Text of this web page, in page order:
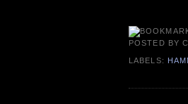
POSTED BY
LABELS: